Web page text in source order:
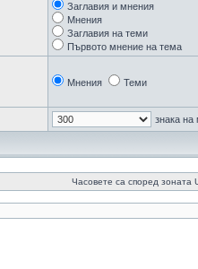
Заглавия и мнения
Мнения
Заглавия на теми
Първото мнение на тема
Мнения Теми
знака на
Часовете са според зоната